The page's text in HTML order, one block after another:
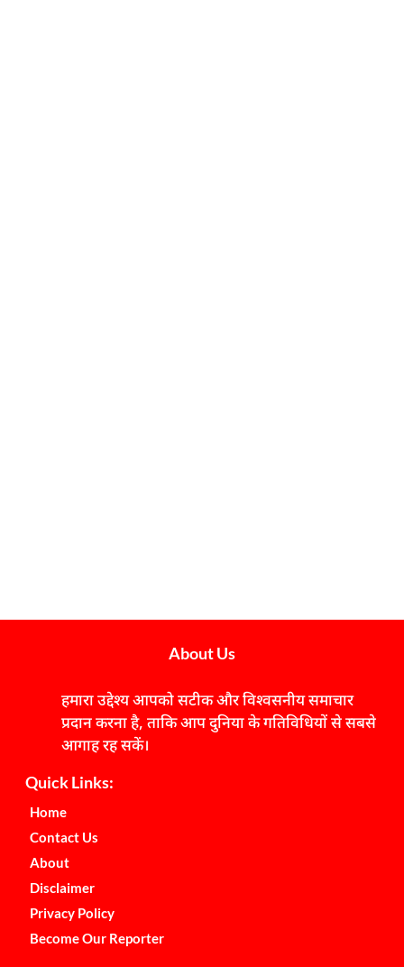
About Us
हमारा उद्देश्य आपको सटीक और विश्वसनीय समाचार
प्रदान करना है, ताकि आप दुनिया के गतिविधियों से सबसे
आगाह रह सकें।
Quick Links:
Home
Contact Us
About
Disclaimer
Privacy Policy
Become Our Reporter